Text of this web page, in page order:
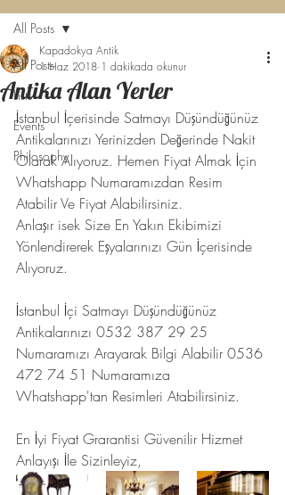
All Posts
Lists
Events
Philosophy
All Posts
Antika Alan Yerler
Kapadokya Antik
1 Haz 2018 1 dakikada okunur
İstanbul İçerisinde Satmayı Düşündüğünüz
Antikalarınızı Yerinizden Değerinde Nakit
Olarak Alıyoruz. Hemen Fiyat Almak İçin
Whatshapp Numaramızdan Resim
Atabilir Ve Fiyat Alabilirsiniz.
Anlaşır isek Size En Yakın Ekibimizi
Yönlendirerek Eşyalarınızı Gün İçerisinde
Alıyoruz.
İstanbul İçi Satmayı Düşündüğünüz
Antikalarınızı 0532 387 29 25
Numaramızı Arayarak Bilgi Alabilir 0536
472 74 51 Numaramıza
Whatshapp'tan Resimleri Atabilirsiniz.
En İyi Fiyat Grarantisi Güvenilir Hizmet
Anlayışı İle Sizinleyiz,